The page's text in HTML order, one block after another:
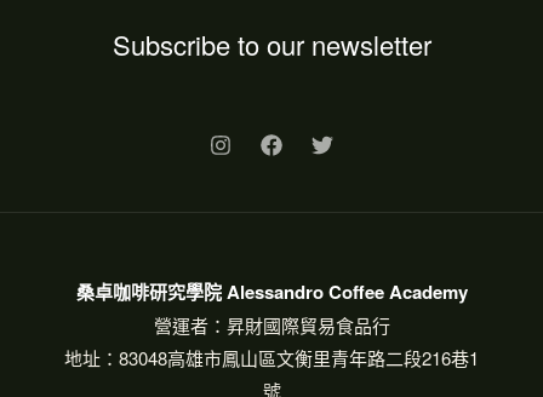
Subscribe to our newsletter
桑卓咖啡研究學院 Alessandro Coffee Academy
營運者：昇財國際貿易食品行
地址：83048高雄市鳳山區文衡里青年路二段216巷1
號